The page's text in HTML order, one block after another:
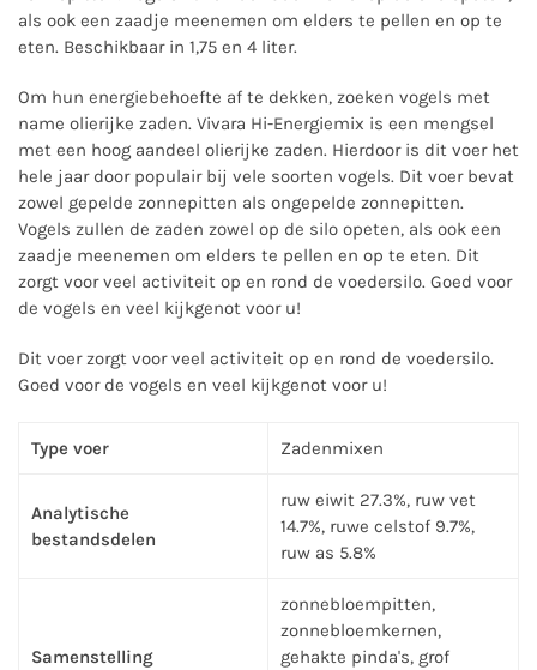
als ook een zaadje meenemen om elders te pellen en op te
eten. Beschikbaar in 1,75 en 4 liter.
Om hun energiebehoefte af te dekken, zoeken vogels met
name olierijke zaden. Vivara Hi-Energiemix is een mengsel
met een hoog aandeel olierijke zaden. Hierdoor is dit voer het
hele jaar door populair bij vele soorten vogels. Dit voer bevat
zowel gepelde zonnepitten als ongepelde zonnepitten.
Vogels zullen de zaden zowel op de silo opeten, als ook een
zaadje meenemen om elders te pellen en op te eten. Dit
zorgt voor veel activiteit op en rond de voedersilo. Goed voor
de vogels en veel kijkgenot voor u!
Dit voer zorgt voor veel activiteit op en rond de voedersilo.
Goed voor de vogels en veel kijkgenot voor u!
Type voer Zadenmixen
Analytische
bestandsdelen
ruw eiwit 27.3%, ruw vet
14.7%, ruwe celstof 9.7%,
ruw as 5.8%
Samenstelling
zonnebloempitten,
zonnebloemkernen,
gehakte pinda's, grof